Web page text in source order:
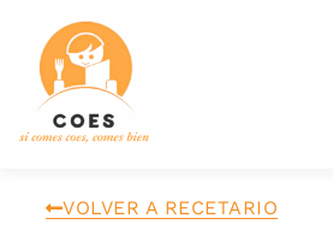
VOLVER A RECETARIO